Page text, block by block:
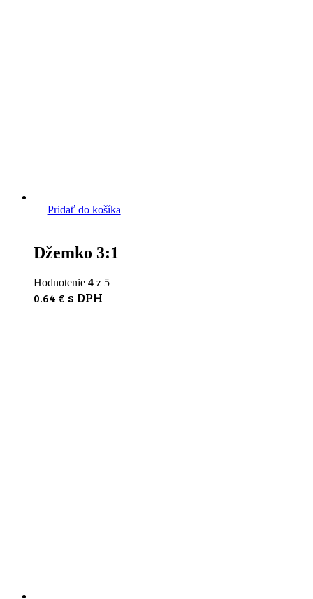
Pridať do košíka
Džemko 3:1
Hodnotenie 4 z 5
0.64 € s DPH